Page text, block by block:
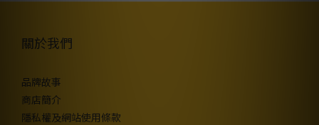
關於我們
品牌故事
商店簡介
隱私權及網站使用條款